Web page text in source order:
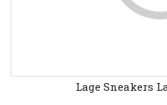
Lage Sneakers